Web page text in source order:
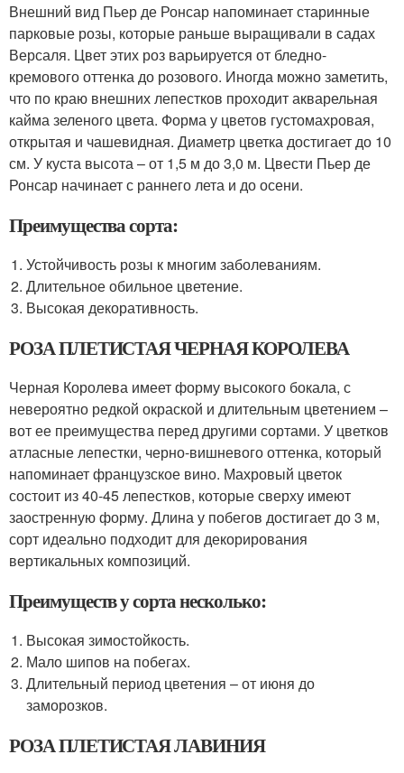
Внешний вид Пьер де Ронсар напоминает старинные
парковые розы, которые раньше выращивали в садах
Версаля. Цвет этих роз варьируется от бледно-
кремового оттенка до розового. Иногда можно заметить,
что по краю внешних лепестков проходит акварельная
кайма зеленого цвета. Форма у цветов густомахровая,
открытая и чашевидная. Диаметр цветка достигает до 10
см. У куста высота – от 1,5 м до 3,0 м. Цвести Пьер де
Ронсар начинает с раннего лета и до осени.
Преимущества сорта:
Устойчивость розы к многим заболеваниям.
Длительное обильное цветение.
Высокая декоративность.
РОЗА ПЛЕТИСТАЯ ЧЕРНАЯ КОРОЛЕВА
Черная Королева имеет форму высокого бокала, с
невероятно редкой окраской и длительным цветением –
вот ее преимущества перед другими сортами. У цветков
атласные лепестки, черно-вишневого оттенка, который
напоминает французское вино. Махровый цветок
состоит из 40-45 лепестков, которые сверху имеют
заостренную форму. Длина у побегов достигает до 3 м,
сорт идеально подходит для декорирования
вертикальных композиций.
Преимуществ у сорта несколько:
Высокая зимостойкость.
Мало шипов на побегах.
Длительный период цветения – от июня до
заморозков.
РОЗА ПЛЕТИСТАЯ ЛАВИНИЯ